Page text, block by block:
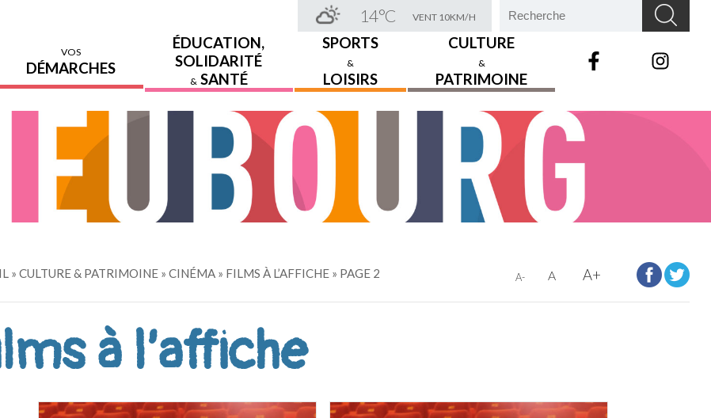
14°C VENT 10KM/H
VOS
DÉMARCHES
ÉDUCATION,
SOLIDARITÉ
& SANTÉ
SPORTS
&
LOISIRS
CULTURE
&
PATRIMOINE
»CULTURE & PATRIMOINE »CINÉMA » FILMS À L’AFFICHE » PAGE 2 A+
A
A-
à l’affiche